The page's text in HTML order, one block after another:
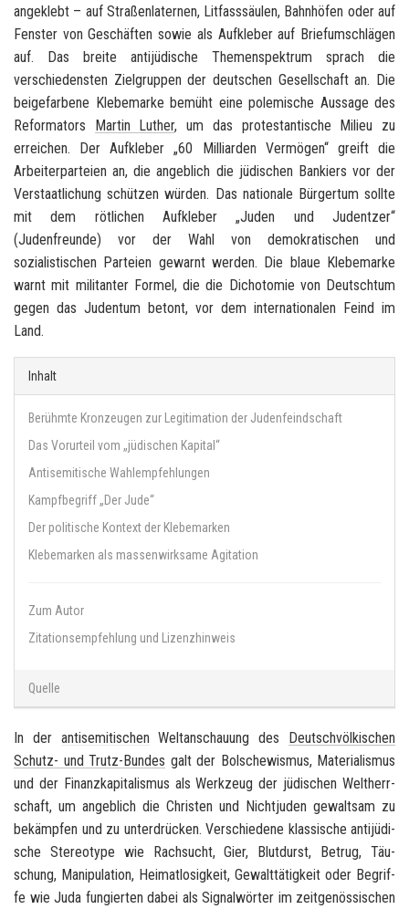
angeklebt – auf Straßenlaternen, Litfasssäulen, Bahnhöfen oder auf
Fenster von Geschäften sowie als Aufkleber auf Briefumschlägen
auf. Das breite antijüdische Themenspektrum sprach die
verschiedensten Zielgruppen der deutschen Gesellschaft an. Die
beigefarbene Klebemarke bemüht eine polemische Aussage des
Reformators Martin Luther, um das protestantische Milieu zu
erreichen. Der Aufkleber „60 Milliarden Vermögen“ greift die
Arbeiterparteien an, die angeblich die jüdischen Bankiers vor der
Verstaatlichung schützen würden. Das nationale Bürgertum sollte
mit dem rötlichen Aufkleber „Juden und Judentzer“
(Judenfreunde) vor der Wahl von demokratischen und
sozialistischen Parteien gewarnt werden. Die blaue Klebemarke
warnt mit militanter Formel, die die Dichotomie von Deutschtum
gegen das Judentum betont, vor dem internationalen Feind im
Land.
Inhalt
Berühmte Kronzeugen zur Legitimation der Judenfeindschaft
Das Vorurteil vom „jüdischen Kapital“
Antisemitische Wahlempfehlungen
Kampfbegriff „Der Jude“
Der politische Kontext der Klebemarken
Klebemarken als massenwirksame Agitation
Zum Autor
Zitationsempfehlung und Lizenzhinweis
Quelle
In der an­ti­se­mi­ti­schen Welt­an­schau­ung des Deutsch­völ­ki­schen
Schutz-​ und Trutz-​Bundes galt der Bol­sche­wis­mus, Ma­te­ria­lis­mus
und der Fi­nanz­ka­pi­ta­lis­mus als Werk­zeug der jü­di­schen Welt­herr­
schaft, um an­geb­lich die Chris­ten und Nicht­ju­den ge­walt­sam zu
be­kämp­fen und zu un­ter­drü­cken. Ver­schie­de­ne klas­si­sche an­ti­jü­di­
sche Ste­reo­ty­pe wie Rach­sucht, Gier, Blut­durst, Be­trug, Täu­
schung, Ma­ni­pu­la­ti­on, Hei­mat­lo­sig­keit, Ge­walt­tä­tig­keit oder Be­grif­
fe wie Juda fun­gier­ten dabei als Si­gnal­wör­ter im zeit­ge­nös­si­schen